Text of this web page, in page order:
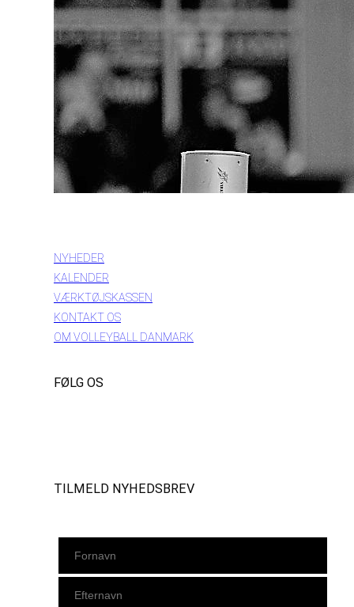
NYHEDER
KALENDER
VÆRKTØJSKASSEN
KONTAKT OS
OM VOLLEYBALL DANMARK
FØLG OS
TILMELD NYHEDSBREV